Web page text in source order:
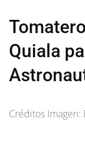
Quiala
Créditos Imagen: